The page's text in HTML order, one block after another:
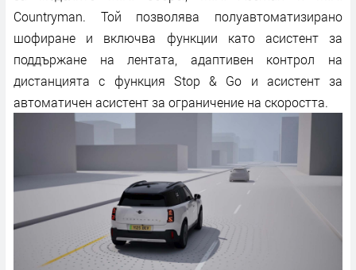
Countryman. Той позволява полуавтоматизирано
шофиране и включва функции като асистент за
поддържане на лентата, адаптивен контрол на
дистанцията с функция Stop & Go и асистент за
автоматичен асистент за ограничение на скоростта.